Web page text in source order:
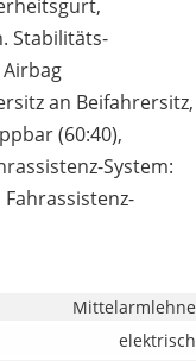
Stabilitäts-
an Beifahrersitz,
(60:40),
System:
Mittelarmlehne
elektrisch